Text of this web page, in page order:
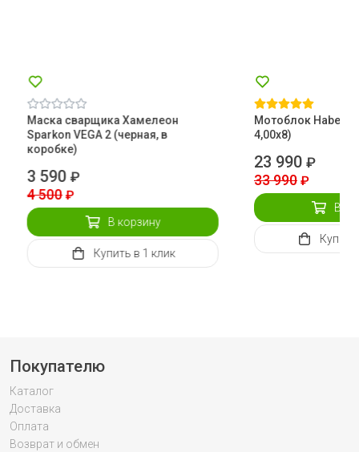
Маска сварщика Хамелеон
Sparkon VEGA 2 (черная, в
коробке)
3 590₽
4 500 ₽
В корзину
Купить в 1 клик
Мотоблок Habert
4,00х8)
23 990 ₽
33 990 ₽
В
Купить
Покупателю
Каталог
Доставка
Оплата
Возврат и обмен